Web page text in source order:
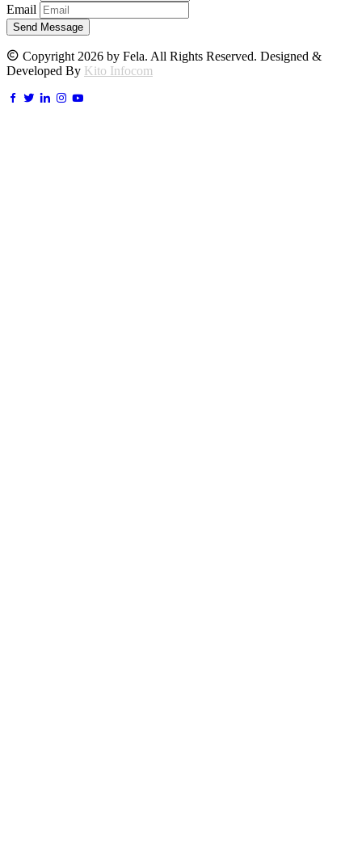
Email
Send Message
Copyright 2026 by Fela. All Rights Reserved. Designed &
Developed By Kito Infocom